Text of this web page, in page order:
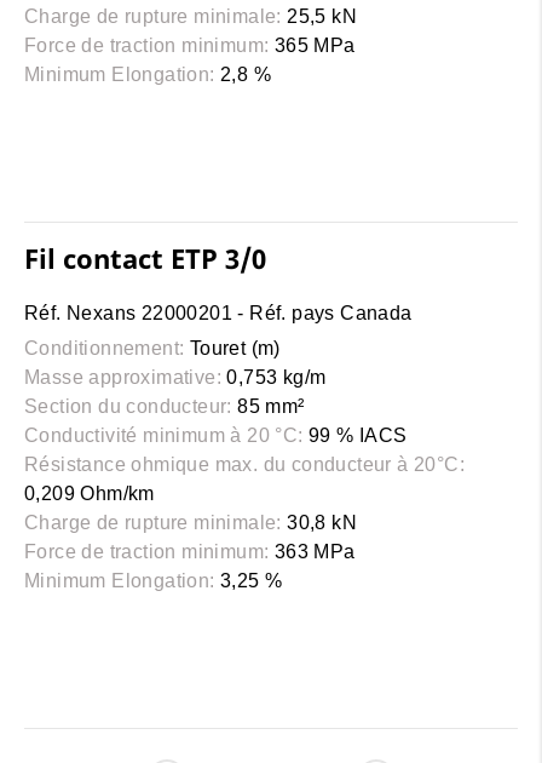
Charge de rupture minimale: 25,5 kN
Force de traction minimum: 365 MPa
Minimum Elongation: 2,8 %
Fil contact ETP 3/0
Réf. Nexans 22000201 - Réf. pays Canada
Conditionnement: Touret (m)
Masse approximative: 0,753 kg/m
Section du conducteur: 85 mm²
Conductivité minimum à 20 °C: 99 % IACS
Résistance ohmique max. du conducteur à 20°C:
0,209 Ohm/km
Charge de rupture minimale: 30,8 kN
Force de traction minimum: 363 MPa
Minimum Elongation: 3,25 %